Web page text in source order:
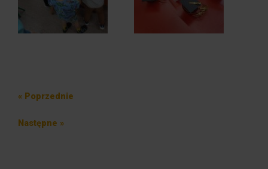
Nawigacja
Poprzedni
« Poprzednie
Następny
Następne »